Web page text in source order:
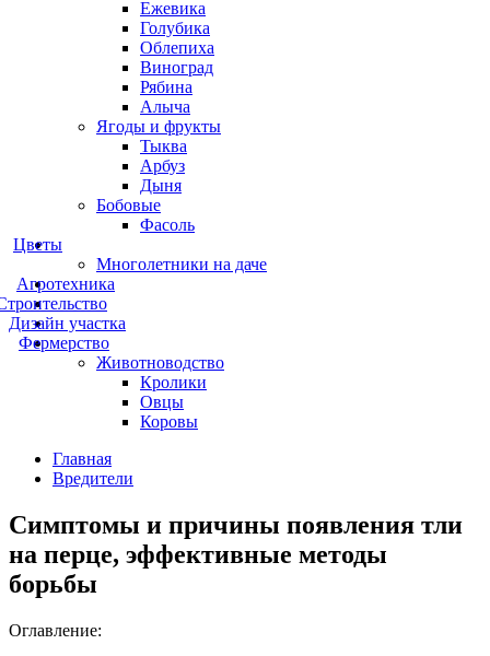
Ежевика
Голубика
Облепиха
Виноград
Рябина
Алыча
Ягоды и фрукты
Тыква
Арбуз
Дыня
Бобовые
Фасоль
Цветы
Многолетники на даче
Агротехника
Дизайн участка
Фермерство
Животноводство
Кролики
Овцы
Коровы
Главная
Вредители
Симптомы и причины появления тли
на перце, эффективные методы
борьбы
Оглавление: